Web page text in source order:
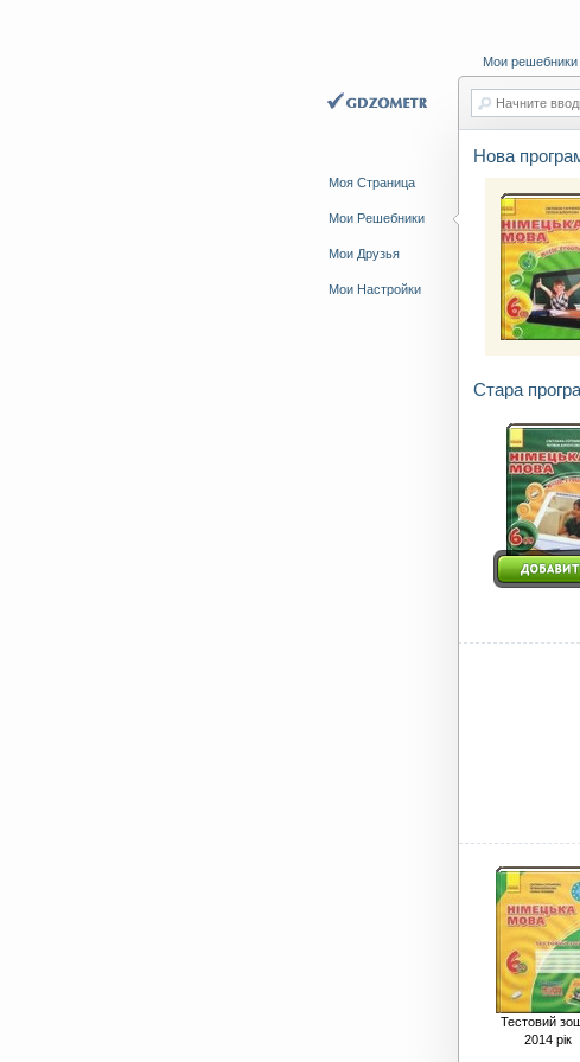
Моя Страница
Мои Решебники
Мои Друзья
Мои Настройки
Мои решебники
Начните
Нова
Стара
Тестовий
2014 рік